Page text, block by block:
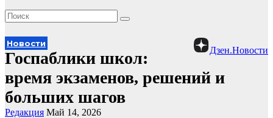
Дзен.Новости
Новости
Госпаблики школ:
время экзаменов, решений и
больших шагов
Редакция Май 14, 2026